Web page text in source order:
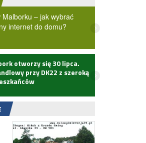
Malborku – jak wybrać
internet do domu?
otworzy się 30 lipca.
przy DK22 z szeroką